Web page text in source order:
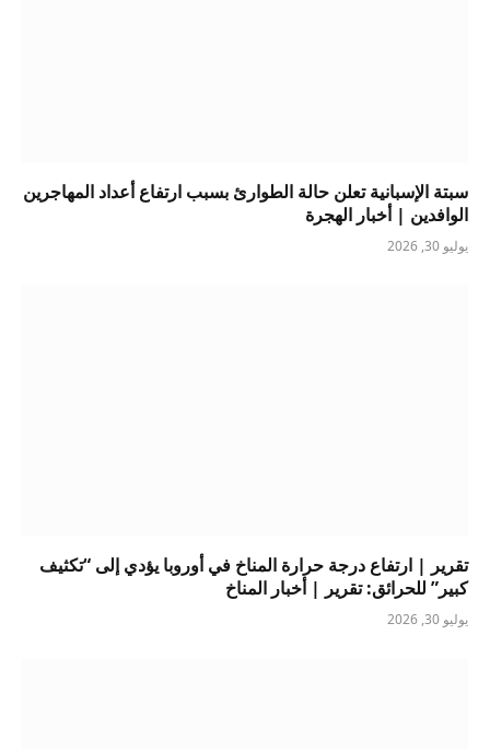
سبتة الإسبانية تعلن حالة الطوارئ بسبب ارتفاع أعداد المهاجرين
الوافدين | أخبار الهجرة
يوليو 30, 2026
تقرير | ارتفاع درجة حرارة المناخ في أوروبا يؤدي إلى “تكثيف
كبير” للحرائق: تقرير | أخبار المناخ
يوليو 30, 2026